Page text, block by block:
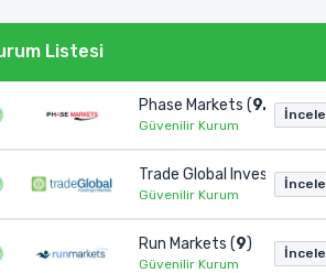
Listesi
Phase Markets (9.1 )
Güvenilir Kurum
İncele
Trade Global Invest (9)
Güvenilir Kurum
İncele
Run Markets (9)
Güvenilir Kurum
İncele